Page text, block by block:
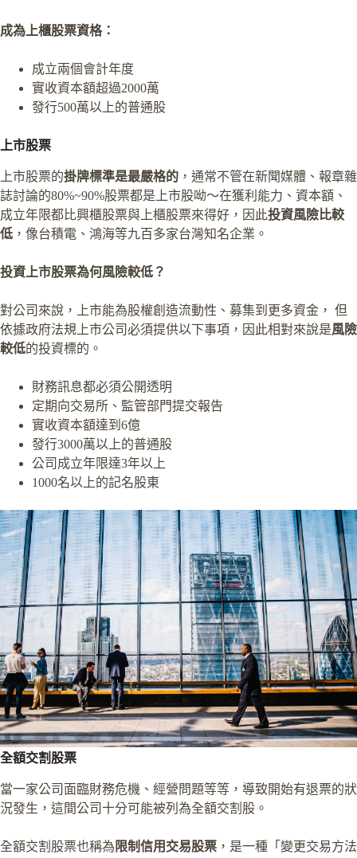
成為上櫃股票資格：
成立兩個會計年度
實收資本額超過2000萬
發行500萬以上的普通股
上市股票
上市股票的掛牌標準是最嚴格的 ，通常不管在新聞媒體、報章雜
誌討論的80%~90%股票都是上市股呦～在獲利能力、資本額、
成立年限都比興櫃股票與上櫃股票來得好，因此投資風險比較
低 ，像台積電、鴻海等九百多家台灣知名企業。
投資上市股票為何風險較低？
對公司來說，上市能為股權創造流動性、募集到更多資金， 但
依據政府法規上市公司必須提供以下事項，因此相對來說是風險
較低的投資標的。
財務訊息都必須公開透明
定期向交易所、監管部門提交報告
實收資本額達到6億
發行3000萬以上的普通股
公司成立年限達3年以上
1000名以上的記名股東
全額交割股票
當一家公司面臨財務危機、經營問題等等，導致開始有退票的狀
況發生，這間公司十分可能被列為全額交割股。
全額交割股票也稱為 限制信用交易股票 ，是一種「變更交易方法